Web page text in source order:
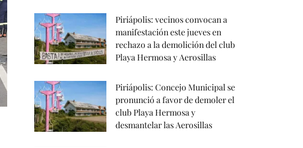
Piriápolis: vecinos convocan a
manifestación este jueves en
rechazo a la demolición del club
Playa Hermosa y Aerosillas
Piriápolis: Concejo Municipal se
pronunció a favor de demoler el
club Playa Hermosa y
desmantelar las Aerosillas